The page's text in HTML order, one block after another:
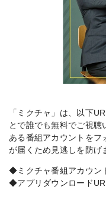
「ミクチャ」は、以下
とで誰でも無料でご視聴
ある番組アカウントをフ
が届くため見逃しを防げ
◆ミクチャ番組アカウン
◆アプリダウンロード